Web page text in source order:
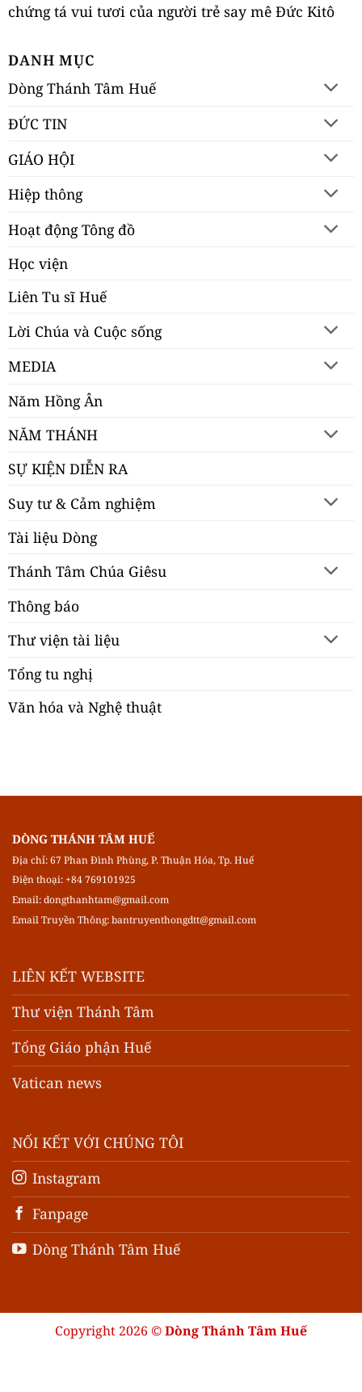
chứng tá vui tươi của người trẻ say mê Đức Kitô
DANH MỤC
Dòng Thánh Tâm Huế
ĐỨC TIN
GIÁO HỘI
Hiệp thông
Hoạt động Tông đồ
Học viện
Liên Tu sĩ Huế
Lời Chúa và Cuộc sống
MEDIA
Năm Hồng Ân
NĂM THÁNH
SỰ KIỆN DIỄN RA
Suy tư & Cảm nghiệm
Tài liệu Dòng
Thánh Tâm Chúa Giêsu
Thông báo
Thư viện tài liệu
Tổng tu nghị
Văn hóa và Nghệ thuật
DÒNG THÁNH TÂM HUẾ
Địa chỉ: 67 Phan Đình Phùng, P. Thuận Hóa, Tp. Huế
Điện thoại: +84 769101925
Email:dongthanhtam@gmail.com
Email Truyền Thông:bantruyenthongdtt@gmail.com
LIÊN KẾT WEBSITE
Thư viện Thánh Tâm
Tổng Giáo phận Huế
Vatican news
NỐI KẾT VỚI CHÚNG TÔI
Instagram
Fanpage
Dòng Thánh Tâm Huế
Copyright 2026 ©Dòng Thánh Tâm Huế